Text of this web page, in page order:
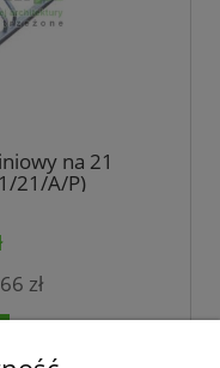
na 21
21/A/P)
zł